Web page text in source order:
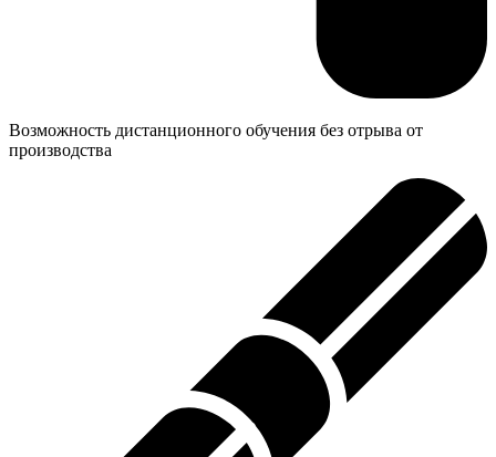
Возможность дистанционного обучения без отрыва от
производства